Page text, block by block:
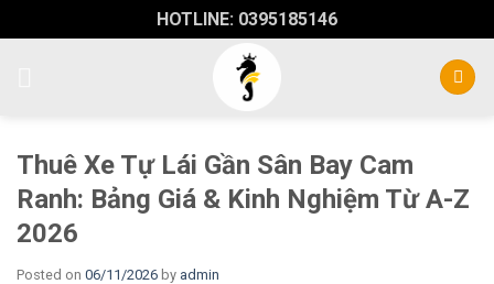
to
HOTLINE: 0395185146
Thuê Xe Tự Lái Gần Sân Bay Cam
Ranh: Bảng Giá & Kinh Nghiệm Từ A-Z
2026
Posted on 06/11/2026 by admin